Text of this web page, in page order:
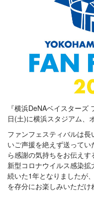
『横浜DeNAベイスター
日(土)に横浜スタジアム、
ファンフェスティバルは
いご声援を絶えず送って
ら感謝の気持ちをお伝えす
新型コロナウイルス感染
続いた1年となりましたが
を存分にお楽しみいただけ